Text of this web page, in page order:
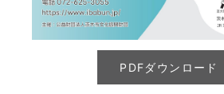
PDFダウンロード